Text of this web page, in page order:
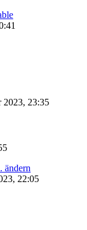
2023, 23:35
ändern
22:05